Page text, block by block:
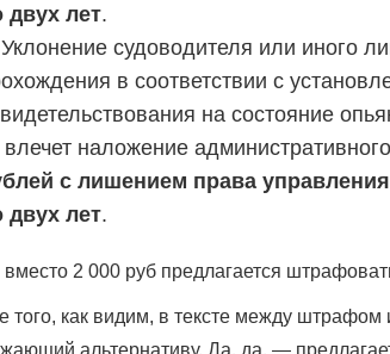
двух лет.
судоводителя или иного
в соответствии с
на состояние
наложение
с лишением права
двух лет.
вместо 2 000 руб предлагается
того, как видим, в тексте между
альтернативу. Да, да, —